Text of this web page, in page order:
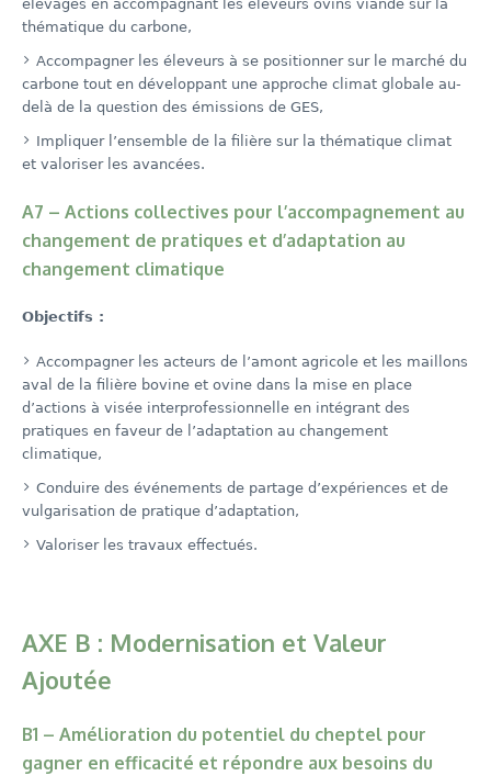
élevages en accompagnant les éleveurs ovins viande sur la
thématique du carbone,
Accompagner les éleveurs à se positionner sur le marché du
carbone tout en développant une approche climat globale au-
delà de la question des émissions de GES,
Impliquer l’ensemble de la filière sur la thématique climat
et valoriser les avancées.
A7 – Actions collectives pour l’accompagnement au
changement de pratiques et d’adaptation au
changement climatique
Objectifs :
Accompagner les acteurs de l’amont agricole et les maillons
aval de la filière bovine et ovine dans la mise en place
d’actions à visée interprofessionnelle en intégrant des
pratiques en faveur de l’adaptation au changement
climatique,
Conduire des événements de partage d’expériences et de
vulgarisation de pratique d’adaptation,
Valoriser les travaux effectués.
AXE B : Modernisation et Valeur
Ajoutée
B1 – Amélioration du potentiel du cheptel pour
gagner en efficacité et répondre aux besoins du